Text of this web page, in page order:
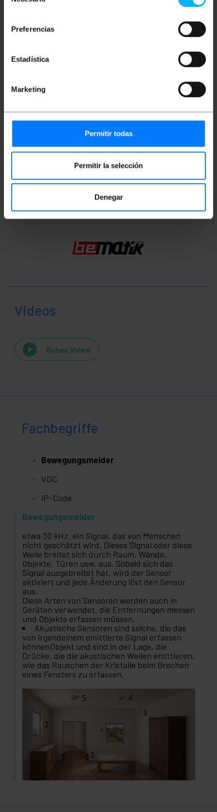
Preferencias
Estadística
Marketing
Permitir todas
Permitir la selección
Denegar
Maße und Gewichte
Gewicht: 952 g
Produktgröße (Breite x Tiefe x Höhe): 8.5 x 11.1
Packungsgrösse: 27.0 x 17.0 x 9.0 cm
Produktdatei 1
Einstufung
Videos
Schau Video
Fachbegriffe
Bewegungsmelder
VDC
IP-Code
Bewegungsmelder
etwa 30 kHz, ein Signal, das von Menschen
nicht geschätzt wird. Dieses Signal oder diese
Welle breitet sich durch Raum, Wände,
Objekte, Türen usw. aus. Sobald sich das
Signal ausgebreitet hat, wird der Sensor
aktiviert und jede Änderung löst den Sensor
aus.
Diese Arten von Sensoren werden auch in
Geräten verwendet, die Entfernungen messen
und Objekte erfassen müssen.
Akustische Sensoren sind solche, die das
von irgendeinem emittierte Signal erfassen
könnenObjekt und sind in der Lage, die
Drücke, die die akustischen Wellen emittieren,
wie das Rauschen der Kristalle beim Brechen
eines Fensters zu erfassen.